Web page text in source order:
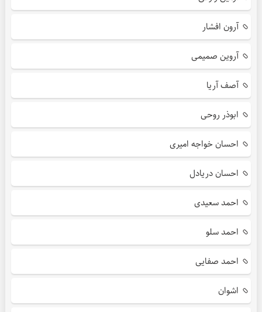
آرون افشار
آروین صمیمی
آصف آریا
ابوذر روحی
احسان خواجه امیری
احسان دریادل
احمد سعیدی
احمد سلو
احمد صفایی
اشوان